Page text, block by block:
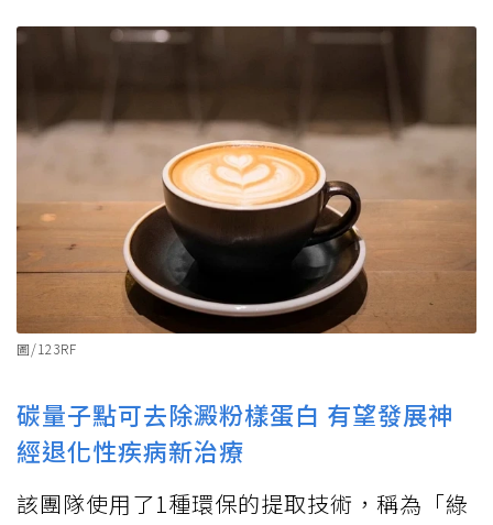
圖/123RF
碳量子點可去除澱粉樣蛋白 有望發展神
經退化性疾病新治療
該團隊使用了1種環保的提取技術，稱為「綠